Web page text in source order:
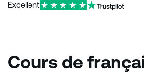
Excellent
Cours de